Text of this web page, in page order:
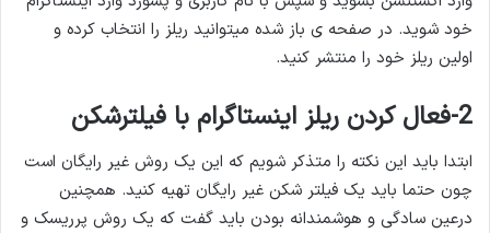
خود شوید. در صفحه ی باز شده میتوانید ریلز را انتخاب کرده و
اولین ریلز خود را منتشر کنید.
2-فعال کردن ریلز اینستاگرام با فیلترشکن
ابتدا باید این نکته را متذکر شویم که این یک روش غیر رایگان است
چون حتما باید یک فیلتر شکن غیر رایگان تهیه کنید. همچنین
درعین سادگی و هوشمندانه بودن باید گفت که یک روش پرریسک و